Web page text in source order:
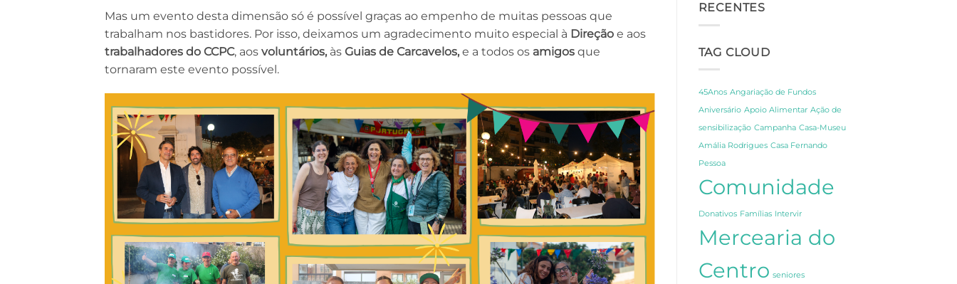
Mas um evento desta dimensão só é possível graças ao empenho de muitas pessoas que
trabalham nos bastidores. Por isso, deixamos um agradecimento muito especial à Direção e aos
trabalhadores do CCPC, aos voluntários, às Guias de Carcavelos, e a todos os amigos que
tornaram este evento possível.
RECENTES
TAG CLOUD
45Anos Angariação de Fundos
Aniversário Apoio Alimentar Ação de
sensibilização Campanha Casa-Museu
Amália Rodrigues Casa Fernando
Pessoa
Comunidade
Donativos Famílias Intervir
Mercearia do
Centro seniores